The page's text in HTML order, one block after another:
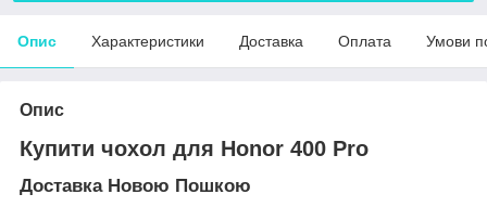
Опис Характеристики Доставка Оплата Умови
Опис
Купити чохол для Honor 400 Pro
Доставка Новою Пошкою